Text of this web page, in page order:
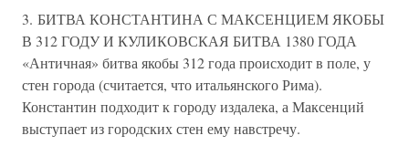
3. БИТВА КОНСТАНТИНА С МАКСЕНЦИЕМ ЯКОБЫ
В 312 ГОДУ И КУЛИКОВСКАЯ БИТВА 1380 ГОДА
«Античная» битва якобы 312 года происходит в поле, у
стен города (считается, что итальянского Рима).
Константин подходит к городу издалека, а Максенций
выступает из городских стен ему навстречу.